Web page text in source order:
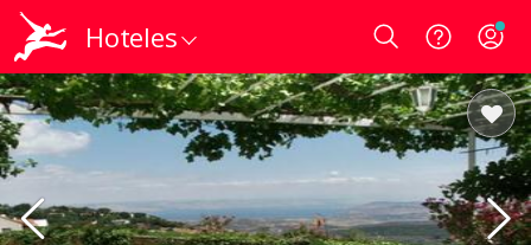
Hoteles Login